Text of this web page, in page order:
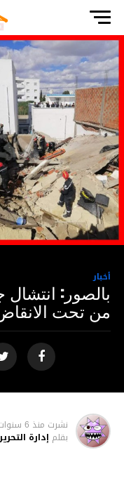
أخبار
بالصور:
من تحت
نشرت منذ 6 سنوات
بقلم إدارة التحرير